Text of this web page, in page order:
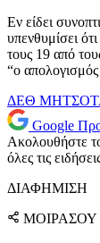
Εν είδει
υπενθυμίσει
τους 19 από
“ο απολογισμός
ΔΕΘ
Google
Ακολουθήστε
όλες τις
ΔΙΑΦΗΜΙΣΗ
ΜΟΙΡΑΣΟΥ